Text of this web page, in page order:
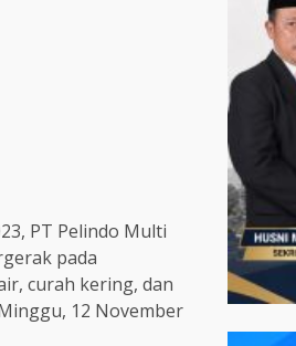
PT Pelindo Multi
pada
curah kering, dan
12 November